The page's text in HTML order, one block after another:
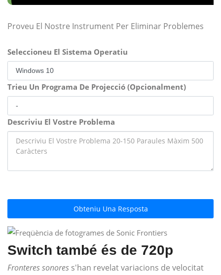
Proveu El Nostre Instrument Per Eliminar Problemes
Seleccioneu El Sistema Operatiu
Trieu Un Programa De Projecció (Opcionalment)
Descriviu El Vostre Problema
Obteniu Una Resposta
Switch també és de 720p
Fronteres sonores s'han revelat variacions de velocitat